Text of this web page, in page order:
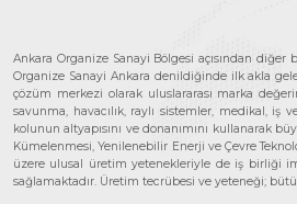
Ankara Organize Sanayi Bölgesi açısından
Organize Sanayi Ankara denildiğinde ilk akla
çözüm merkezi olarak uluslararası marka
savunma, havacılık, raylı sistemler, medikal,
kolunun altyapısını ve donanımını kullanarak
Kümelenmesi, Yenilenebilir Enerji ve Çevre
üzere ulusal üretim yetenekleriyle de iş birliği
sağlamaktadır. Üretim tecrübesi ve yeteneği;